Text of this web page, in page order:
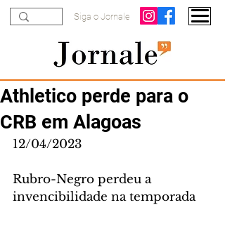
Siga o Jornale
Athletico perde para o
CRB em Alagoas
12/04/2023
Rubro-Negro perdeu a
invencibilidade na temporada